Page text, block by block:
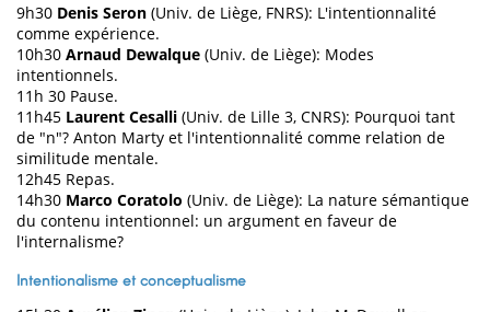
9h30 Denis Seron (Univ. de Liège, FNRS): L'intentionnalité
comme expérience.
10h30 Arnaud Dewalque (Univ. de Liège): Modes
intentionnels.
11h 30 Pause.
11h45 Laurent Cesalli (Univ. de Lille 3, CNRS): Pourquoi tant
de "n"? Anton Marty et l'intentionnalité comme relation de
similitude mentale.
12h45 Repas.
14h30 Marco Coratolo (Univ. de Liège): La nature sémantique
du contenu intentionnel: un argument en faveur de
l'internalisme?
Intentionalisme et conceptualisme